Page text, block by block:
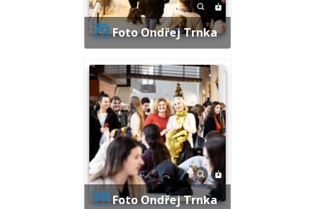
Foto Ondřej Trnka
Foto Ondřej Trnka